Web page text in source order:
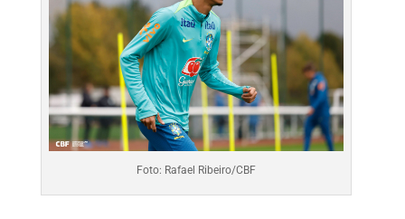
Foto: Rafael Ribeiro/CBF